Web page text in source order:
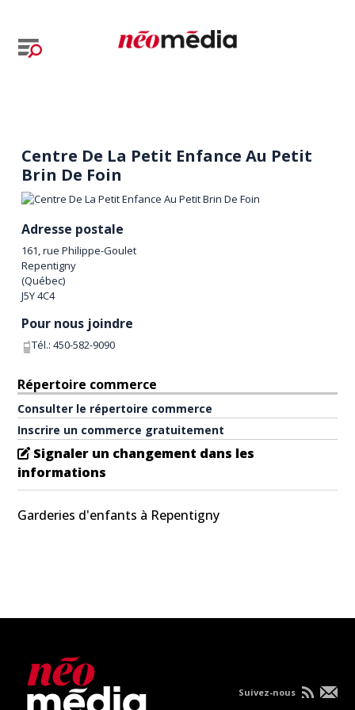
Centre De La Petit Enfance Au Petit
Brin De Foin
Adresse postale
161, rue Philippe-Goulet
Repentigny
(Québec)
J5Y 4C4
Pour nous joindre
Tél.:450-582-9090
Répertoire commerce
Consulter le répertoire commerce
Inscrire un commerce gratuitement
Signaler un changement dans les
informations
Garderies d'enfants à Repentigny
Suivez-nous